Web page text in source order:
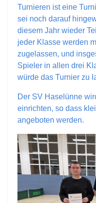
Turnieren ist eine
sei noch darauf
diesem Jahr wieder
jeder Klasse werden
zugelassen, und
Spieler in allen drei
würde das Turnier zu
Der SV Haselünne
einrichten, so dass
angeboten werden.